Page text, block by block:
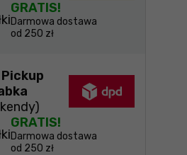
GRATIS!
Darmowa dostawa
od 250 zł
GRATIS!
Darmowa dostawa
od 250 zł